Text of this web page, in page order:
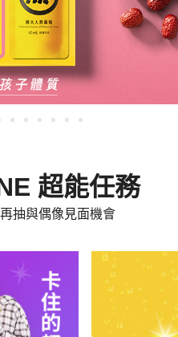
超能任務
抽與偶像見面機會